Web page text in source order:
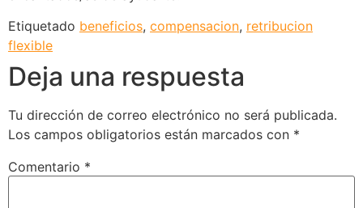
Etiquetado beneficios, compensacion, retribucion
flexible
Deja una respuesta
Tu dirección de correo electrónico no será publicada.
Los campos obligatorios están marcados con *
Comentario *